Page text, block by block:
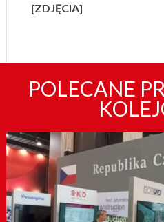
[ZDJĘCIA]
POLECANE